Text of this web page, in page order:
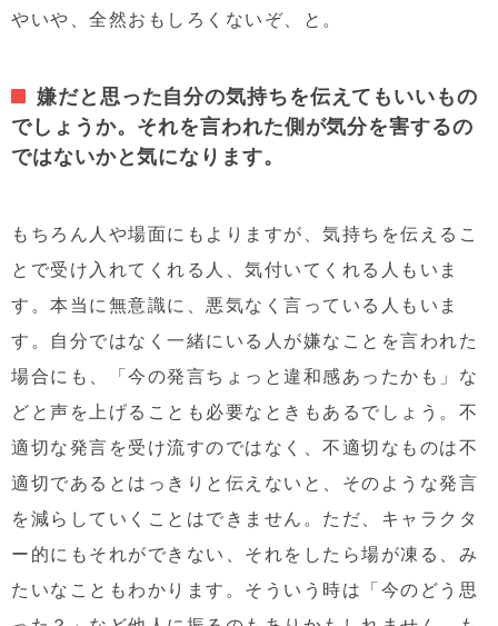
やいや、全然おもしろくないぞ、と。
嫌だと思った自分の気持ちを伝えてもいいもの
でしょうか。それを言われた側が気分を害するの
ではないかと気になります。
もちろん人や場面にもよりますが、気持ちを伝えるこ
とで受け入れてくれる人、気付いてくれる人もいま
す。本当に無意識に、悪気なく言っている人もいま
す。自分ではなく一緒にいる人が嫌なことを言われた
場合にも、「今の発言ちょっと違和感あったかも」な
どと声を上げることも必要なときもあるでしょう。不
適切な発言を受け流すのではなく、不適切なものは不
適切であるとはっきりと伝えないと、そのような発言
を減らしていくことはできません。ただ、キャラクタ
ー的にもそれができない、それをしたら場が凍る、み
たいなこともわかります。そういう時は「今のどう思